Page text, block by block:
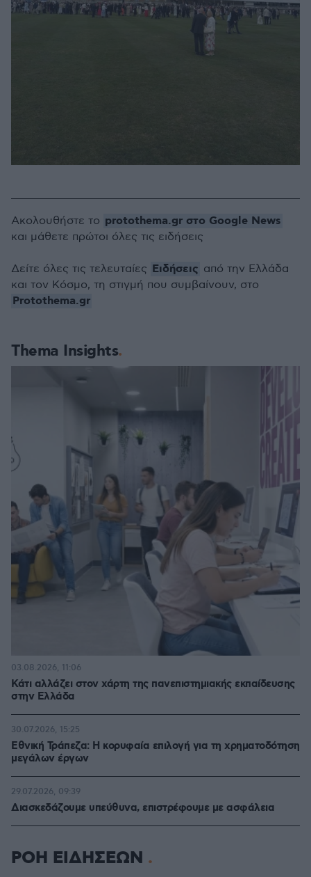
Thema Insights
Κάτι αλλάζει στον χάρτη της πανεπιστημιακής εκπαίδευσης
στην Ελλάδα
03.08.2026, 11:06
Εθνική Τράπεζα: Η κορυφαία επιλογή για τη χρηματοδότηση
μεγάλων έργων
30.07.2026, 15:25
Διασκεδάζουμε υπεύθυνα, επιστρέφουμε με ασφάλεια
29.07.2026, 09:39
Ακολουθήστε το protothema.gr στο Google News
και μάθετε πρώτοι όλες τις ειδήσεις
Δείτε όλες τις τελευταίες Ειδήσεις από την Ελλάδα
και τον Κόσμο, τη στιγμή που συμβαίνουν, στο
Protothema.gr
ΡΟΗ ΕΙΔΗΣΕΩΝ